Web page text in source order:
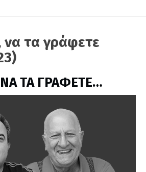
να τα γράφετε
ΤΑ ΓΡΑΦΕΤΕ…